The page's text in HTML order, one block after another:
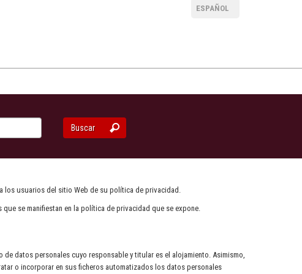
ESPAÑOL
Buscar
a los usuarios del sitio Web de su política de privacidad.
se manifiestan en la política de privacidad que se expone.
datos personales cuyo responsable y titular es el alojamiento. Asimismo,
o incorporar en sus ficheros automatizados los datos personales